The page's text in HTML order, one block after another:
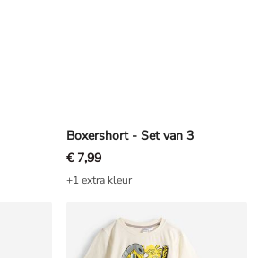
Boxershort - Set van 3
€ 7,99
+1 extra kleur